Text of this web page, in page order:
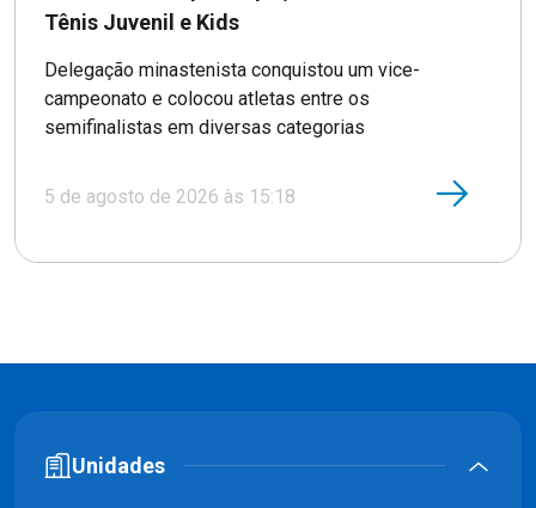
Tênis Juvenil e Kids
Delegação minastenista conquistou um vice-
campeonato e colocou atletas entre os
semifinalistas em diversas categorias
5 de agosto de 2026 às 15:18
Unidades